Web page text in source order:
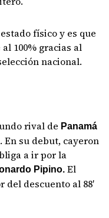
físico y es que
100% gracias al
nacional.
rival de Panamá
su debut, cayeron
a ir por la
Pipino. El
del descuento al 88′